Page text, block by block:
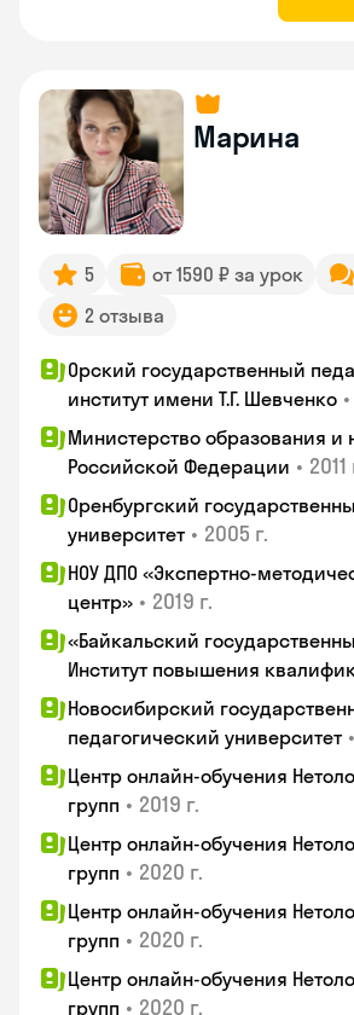
Марина
5 от 1590 ₽ за урок
2 отзыва
Орский государственный
институт имени Т.Г. Шевченко •
Министерство образования и
Российской Федерации • 2011
Оренбургский
университет • 2005 г.
НОУ ДПО «Экспертно-
центр» • 2019 г.
«Байкальский
Институт повышения
Новосибирский
педагогический университет •
Центр онлайн-обучения
групп • 2019 г.
Центр онлайн-обучения
групп • 2020 г.
Центр онлайн-обучения
групп • 2020 г.
Центр онлайн-обучения
групп • 2020 г.